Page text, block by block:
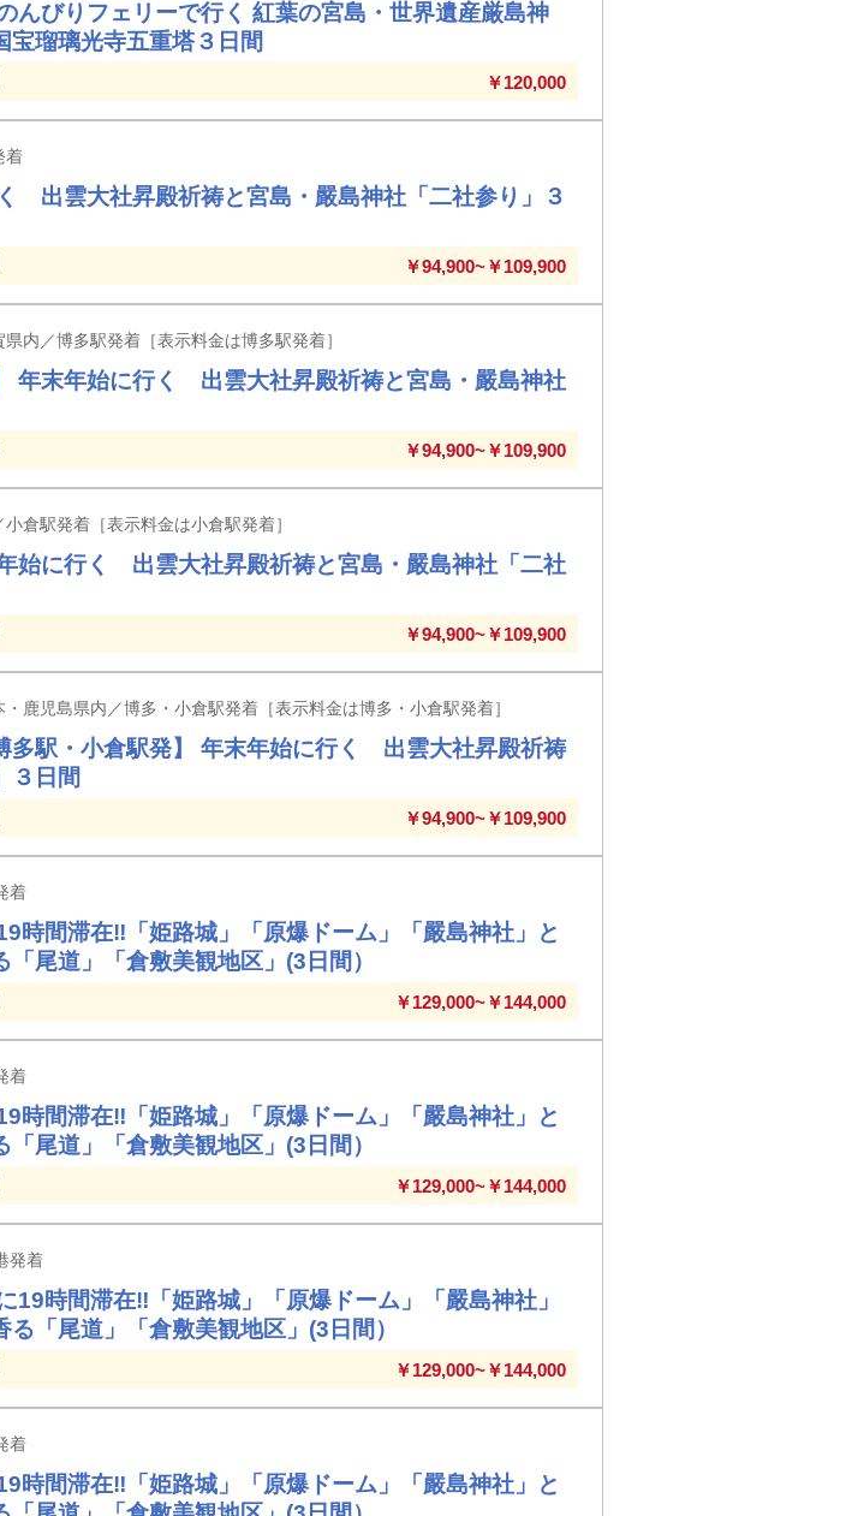
んびりフェリーで行く 紅葉の宮島・世界遺産厳島神
宝瑠璃光寺五重塔３日間
￥120,000
着
出雲大社昇殿祈祷と宮島・嚴島神社「二社参り」３
￥94,900~￥109,900
内／博多駅発着［表示料金は博多駅発着］
年末年始に行く 出雲大社昇殿祈祷と宮島・嚴島神社
￥94,900~￥109,900
小倉駅発着［表示料金は小倉駅発着］
始に行く 出雲大社昇殿祈祷と宮島・嚴島神社「二社
￥94,900~￥109,900
鹿児島県内／博多・小倉駅発着［表示料金は博多・小倉駅発着］
多駅・小倉駅発】 年末年始に行く 出雲大社昇殿祈祷
３日間
￥94,900~￥109,900
着
時間滞在‼「姫路城」「原爆ドーム」「嚴島神社」と
尾道」「倉敷美観地区」(3日間）
￥129,000~￥144,000
着
時間滞在‼「姫路城」「原爆ドーム」「嚴島神社」と
尾道」「倉敷美観地区」(3日間）
￥129,000~￥144,000
発着
19時間滞在‼「姫路城」「原爆ドーム」「嚴島神社」
「尾道」「倉敷美観地区」(3日間）
￥129,000~￥144,000
着
時間滞在‼「姫路城」「原爆ドーム」「嚴島神社」と